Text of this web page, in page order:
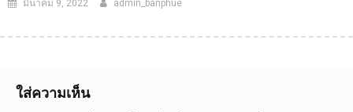
มีนาคม 9, 2022 admin_banphue
ใส่ความเห็น